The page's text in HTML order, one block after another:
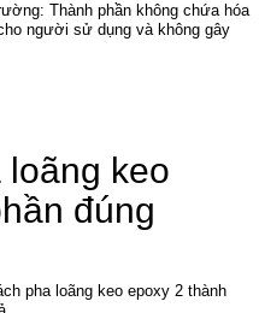
Thành phần không chứa hóa
người sử dụng và không gây
keo
đúng
pha loãng keo epoxy 2 thành